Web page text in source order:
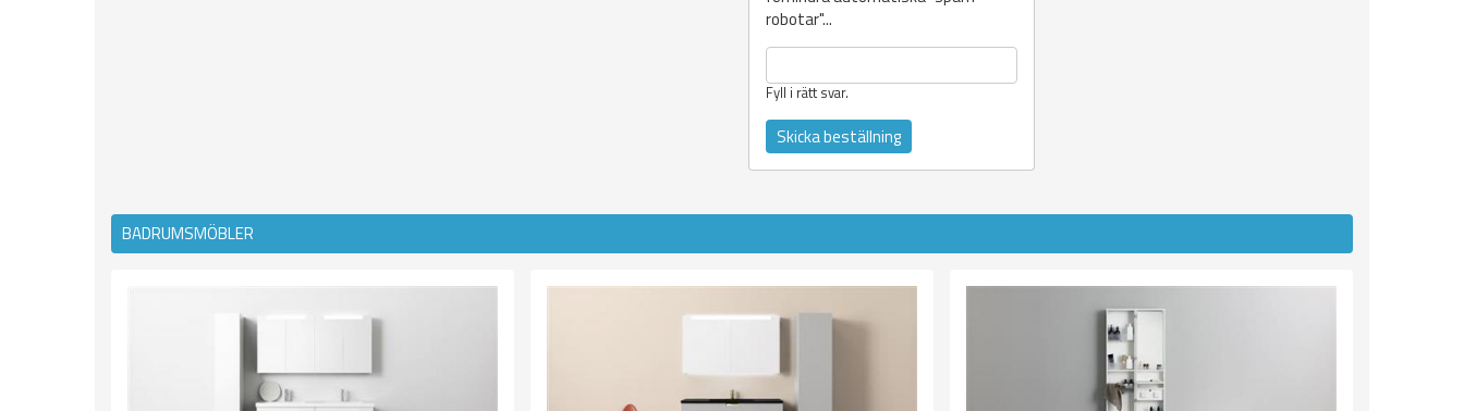
robotar"...
Fyll i rätt svar.
BADRUMSMÖBLER